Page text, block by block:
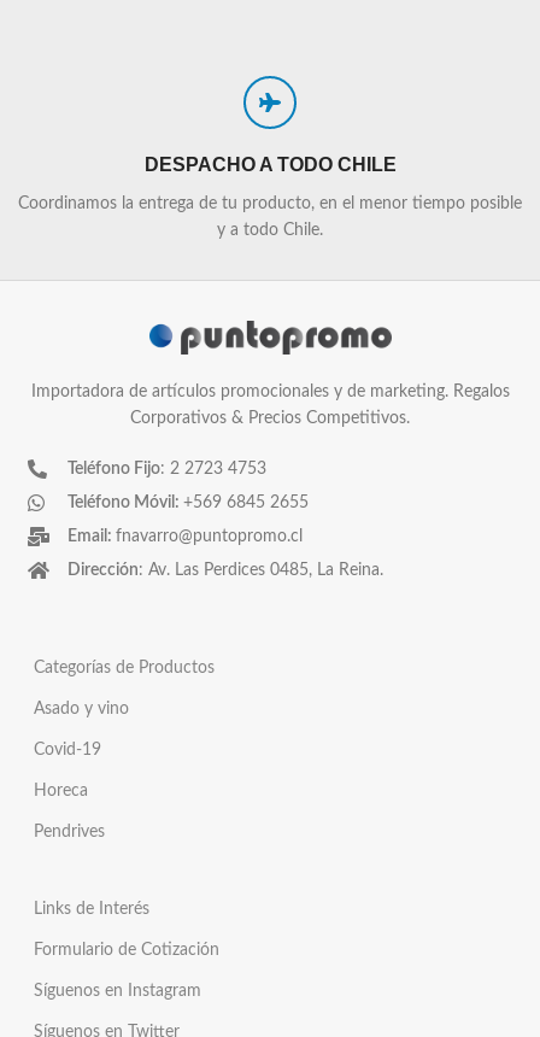
DESPACHO A TODO CHILE
Coordinamos la entrega de tu producto, en el menor tiempo posible
y a todo Chile.
Importadora de artículos promocionales y de marketing. Regalos
Corporativos & Precios Competitivos.
Teléfono Fijo: 2 2723 4753
Teléfono Móvil: +569 6845 2655
Email: fnavarro@puntopromo.cl
Dirección: Av. Las Perdices 0485, La Reina.
Categorías de Productos
Asado y vino
Covid-19
Horeca
Pendrives
Links de Interés
Formulario de Cotización
Síguenos en Instagram
Síguenos en Twitter